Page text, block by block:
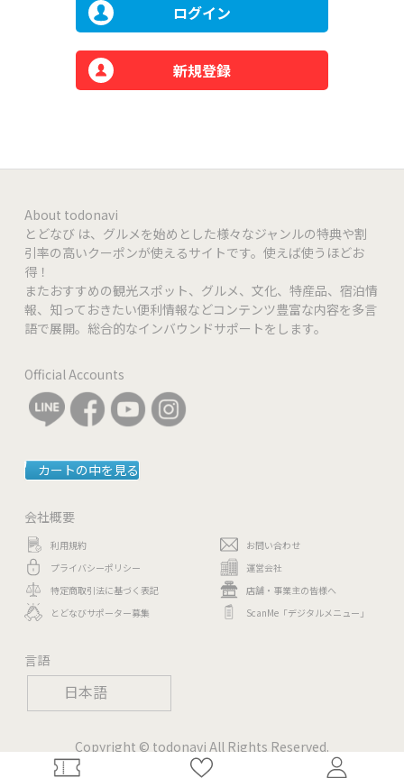
日本語
ログイン
新規登録
About todonavi
とどなび は、グルメを始めとした様々なジャンルの特典や割
引率の高いクーポンが使えるサイトです。使えば使うほどお
得！
またおすすめの観光スポット、グルメ、文化、特産品、宿泊情
報、知っておきたい便利情報などコンテンツ豊富な内容を多言
語で展開。総合的なインバウンドサポートをします。
Official Accounts
カートの中を見る
会社概要
利用規約
プライバシーポリシー
特定商取引法に基づく表記
とどなびサポーター募集
お問い合わせ
運営会社
店舗・事業主の皆様へ
ScanMe「デジタルメニュー」
言語
Copyright © todonavi All Rights Reserved.